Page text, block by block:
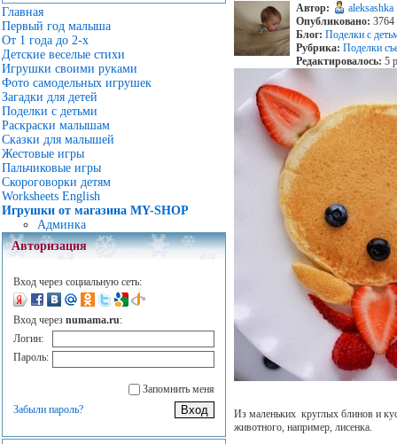
Главная
Первый год малыша
От 1 года до 2-х
Детские веселые стихи
Игрушки своими руками
Фото самодельных игрушек
Загадки для детей
Поделки с детьми
Раскраски малышам
Сказки для малышей
Жестовые игры
Пальчиковые игры
Скороговорки детям
Worksheets English
Игрушки от магазина MY-SHOP
Админка
Авторизация
Вход через социальную сеть:
Вход через numama.ru:
Логин:
Пароль:
Запомнить меня
Забыли пароль?
Автор:
aleksashka
Опубликовано: 3764
Блог: Поделки с
Рубрика: Поделки
Редактировалось: 5
Из маленьких круглых блинов и
животного, например, лисенка.